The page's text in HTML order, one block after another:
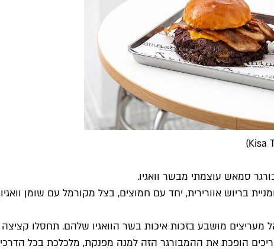
בריוש אוורירית, יחד עם חמוצים, בצל מקורמל עם שומן